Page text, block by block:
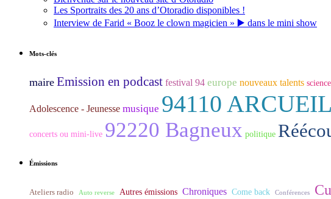
Les Sportraits des 20 ans d’Otoradio disponibles !
Interview de Farid « Booz le clown magicien » ▶️ dans le mini show
Mots-clés
maire Emission en podcast festival 94 europe nouveaux talents
Adolescence - Jeunesse musique 94110 ARCUEIL
concerts ou mini-live 92220 Bagneux politique
Émissions
Ateliers radio Auto reverse Autres émissions Chroniques Come back Conférences